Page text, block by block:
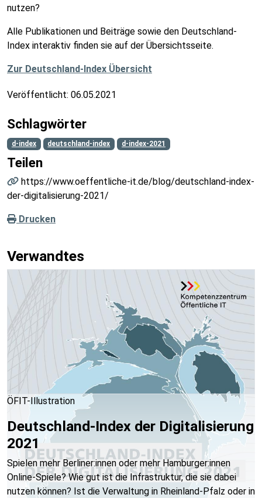
nutzen?
Alle Publikationen und Beiträge sowie den Deutschland-
Index interaktiv finden sie auf der Übersichtsseite.
Zur Deutschland-Index Übersicht
Veröffentlicht: 06.05.2021
Schlagwörter
d-index deutschland-index d-index-2021
Teilen
https://www.oeffentliche-it.de/blog/deutschland-index-
der-digitalisierung-2021/
Drucken
Verwandtes
ÖFIT-Illustration
Deutschland-Index der Digitalisierung
2021
Spielen mehr Berliner:innen oder mehr Hamburger:innen
Online-Spiele? Wie gut ist die Infrastruktur, die sie dabei
nutzen können? Ist die Verwaltung in Rheinland-Pfalz oder in